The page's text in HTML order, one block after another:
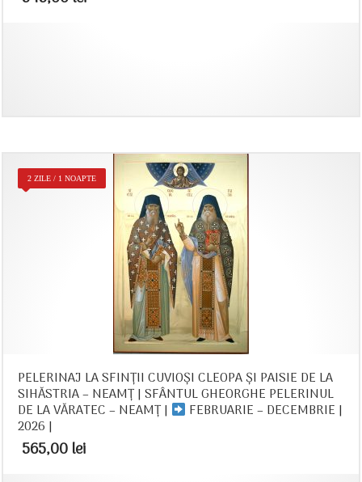
2 ZILE / 1 NOAPTE
PELERINAJ LA SFINȚII CUVIOȘI CLEOPA ȘI PAISIE DE LA
SIHĂSTRIA – NEAMȚ | SFÂNTUL GHEORGHE PELERINUL
DE LA VĂRATEC – NEAMȚ | FEBRUARIE – DECEMBRIE |
2026 |
565,00 lei